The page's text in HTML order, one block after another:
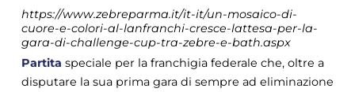
https://www.zebreparma.it/it-it/un-mosaico-di-
cuore-e-colori-al-lanfranchi-cresce-lattesa-per-la-
gara-di-challenge-cup-tra-zebre-e-bath.aspx
Partita speciale per la franchigia federale che, oltre a
disputare la sua prima gara di sempre ad eliminazione